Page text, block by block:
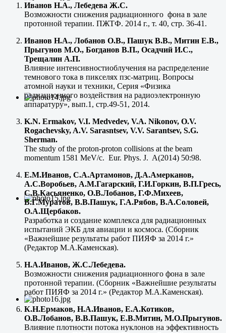
Иванов Н.А., Лебедева Ж.С.
Возможности снижения радиационного фона в зале
протонной терапии. ПЖТФ. 2014 г., т. 40, стр. 36-41.
Иванов Н.А., Лобанов О.В., Пашук В.В., Митин Е.В.,
Прыгунов М.О., Богданов В.П., Осадчий И.С.,
Трещалин А.П.
Влияние интенсивностиоблучения на распределение
темнового тока в пикселях пзс-матриц. Вопросы
атомной науки и техники, Серия «Физика
радиационного воздействия на радиоэлектронную
аппаратуру», вып.1, стр.49-51, 2014.
K.N. Ermakov, V.I. Medvedev, V.A. Nikonov, O.V.
Rogachevsky, A.V. Sarasntsev, V.V. Sarantsev, S.G.
Sherman.
The study of the proton-proton collisions at the beam
momentum 1581 MeV/c. Eur. Phys. J. A(2014) 50:98.
Е.М.Иванов, С.А.Артамонов, Д.А.Амерканов,
А.С.Воробьев, А.М.Гагарский, Г.И.Горкин, В.П.Гресь,
С.В.Касьяненко, О.В.Лобанов, Г.Ф.Михеев,
В.Г.Муратов, В.В.Пашук, Г.А.Рябов, В.А.Соловей,
О.А.Щербаков.
Разработка и создание комплекса для радиационных
испытаний ЭКБ для авиации и космоса. (Сборник
«Важнейшие результаты работ ПИЯФ за 2014 г.»
(Редактор М.А.Каменская).
Н.А.Иванов, Ж.С.Лебедева.
Возможности снижения радиационного фона в зале
протонной терапии. (Сборник «Важнейшие результаты
работ ПИЯФ за 2014 г.» (Редактор М.А.Каменская).
К.Н.Ермаков, Н.А.Иванов, Е.А.Котиков,
О.В.Лобанов, В.В.Пашук, Е.В.Митин, М.О.Прыгунов.
Влияние плотности потока нуклонов на эффективность